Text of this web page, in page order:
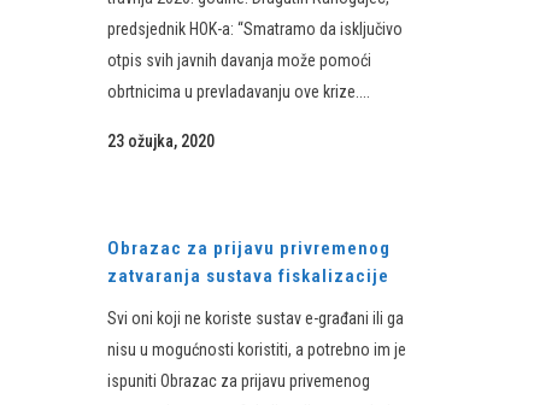
predsjednik HOK-a: “Smatramo da isključivo
otpis svih javnih davanja može pomoći
obrtnicima u prevladavanju ove krize....
23 ožujka, 2020
Obrazac za prijavu privremenog
zatvaranja sustava fiskalizacije
Svi oni koji ne koriste sustav e-građani ili ga
nisu u mogućnosti koristiti, a potrebno im je
ispuniti Obrazac za prijavu privemenog